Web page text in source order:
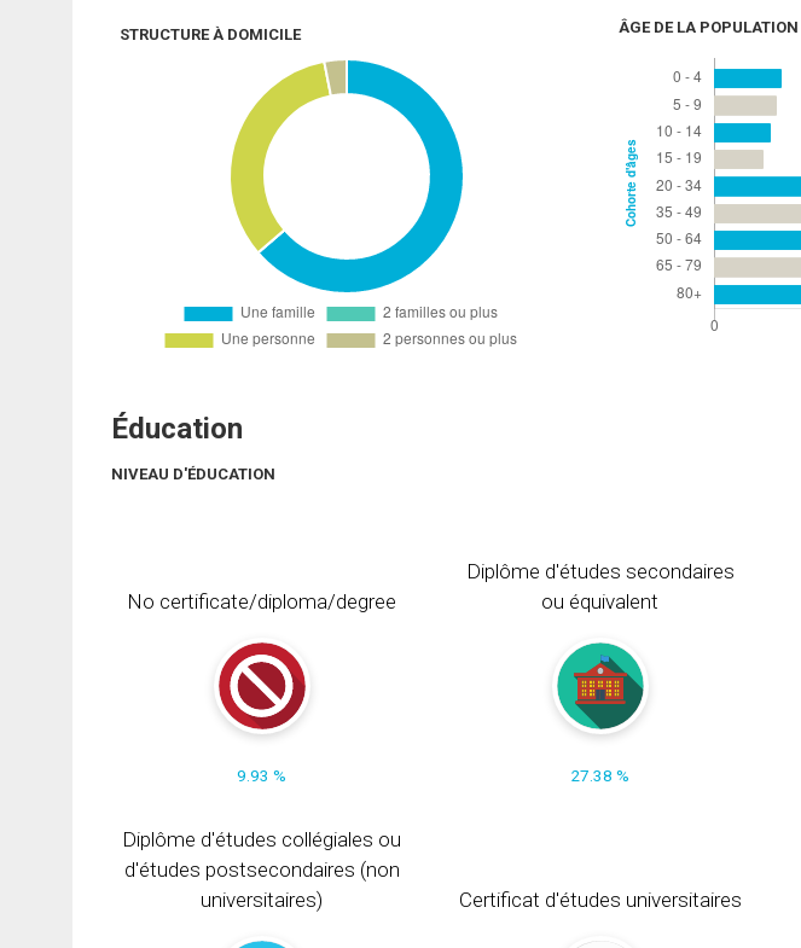
STRUCTURE À DOMICILE ÂGE DE LA POPULATION
Éducation
NIVEAU D'ÉDUCATION
No certificate/diploma/degree
9.93 %
Diplôme d'études secondaires
ou équivalent
27.38 %
Diplôme d'études collégiales ou
d'études postsecondaires (non
universitaires)
Certificat d'études universitaires